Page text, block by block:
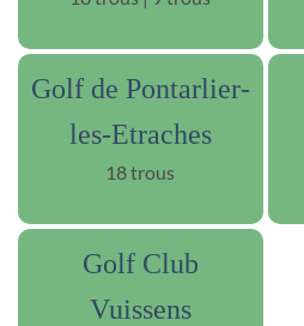
Golf de Pontarlier-
les-Etraches
18 trous
Golf Club
Vuissens